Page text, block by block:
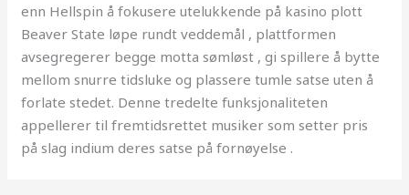
enn Hellspin å fokusere utelukkende på kasino plott
Beaver State løpe rundt veddemål , plattformen
avsegregerer begge motta sømløst , gi spillere å bytte
mellom snurre tidsluke og plassere tumle satse uten å
forlate stedet. Denne tredelte funksjonaliteten
appellerer til fremtidsrettet musiker som setter pris
på slag indium deres satse på fornøyelse .